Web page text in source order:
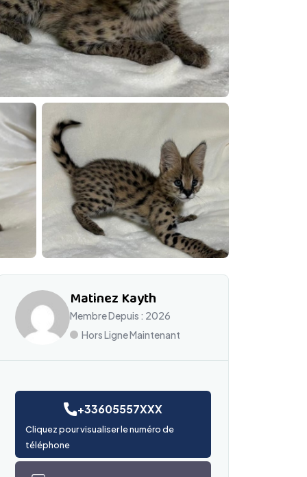
Matinez Kayth
Membre Depuis : 2026
Hors Ligne Maintenant
+33605557XXX
Cliquez pour visualiser le numéro de
téléphone